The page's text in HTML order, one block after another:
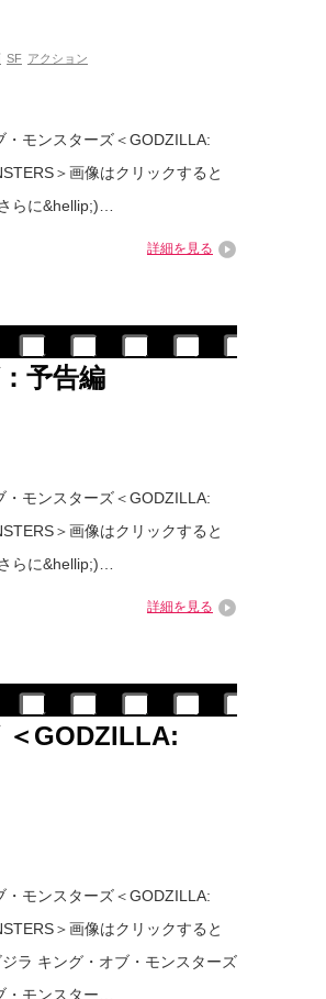
SF アクション
・モンスターズ＜GODZILLA:
＞画像はクリックすると
らに&hellip;)…
詳細を見る
予告編
・モンスターズ＜GODZILLA:
＞画像はクリックすると
らに&hellip;)…
詳細を見る
GODZILLA:
・モンスターズ＜GODZILLA:
＞画像はクリックすると
ラ キング・オブ・モンスターズ
・モンスター…